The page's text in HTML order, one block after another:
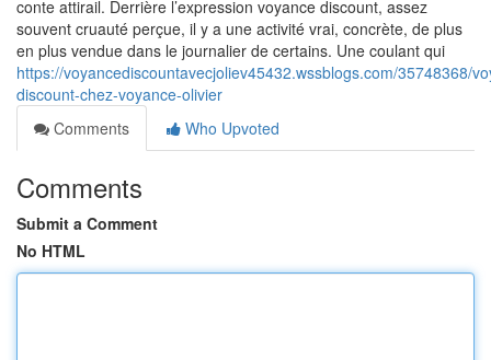
conte attirail. Derrière l’expression voyance discount, assez
souvent cruauté perçue, il y a une activité vrai, concrète, de plus
en plus vendue dans le journalier de certains. Une coulant qui
https://voyancediscountavecjoliev45432.wssblogs.com/35748368/
discount-chez-voyance-olivier
Comments
Who Upvoted
Comments
Submit a Comment
No HTML